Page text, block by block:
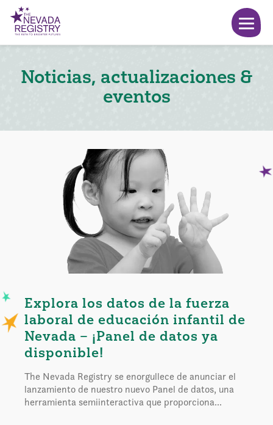
Noticias, actualizaciones &
eventos
Explora los datos de la fuerza
laboral de educación infantil de
Nevada – ¡Panel de datos ya
disponible!
The Nevada Registry se enorgullece de anunciar el
lanzamiento de nuestro nuevo Panel de datos, una
herramienta semiinteractiva que proporciona...